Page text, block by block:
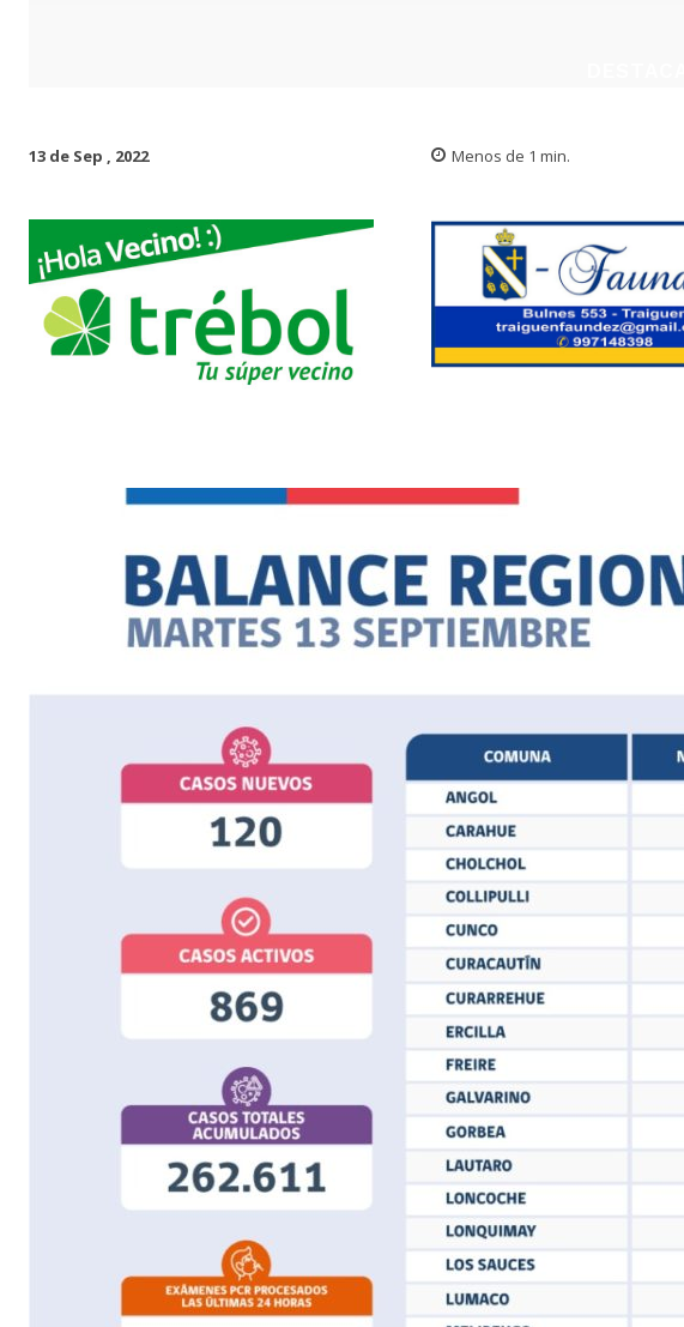
13 de Sep , 2022 Menos de 1 min.